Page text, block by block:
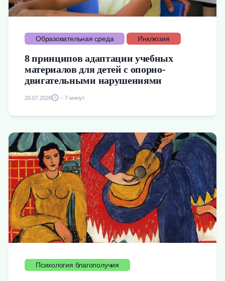
Образовательная среда Инклюзия
8 принципов адаптации учебных
материалов для детей с опорно-
двигательными нарушениями
20.07.2026 ~ 7 минут
Психология благополучия